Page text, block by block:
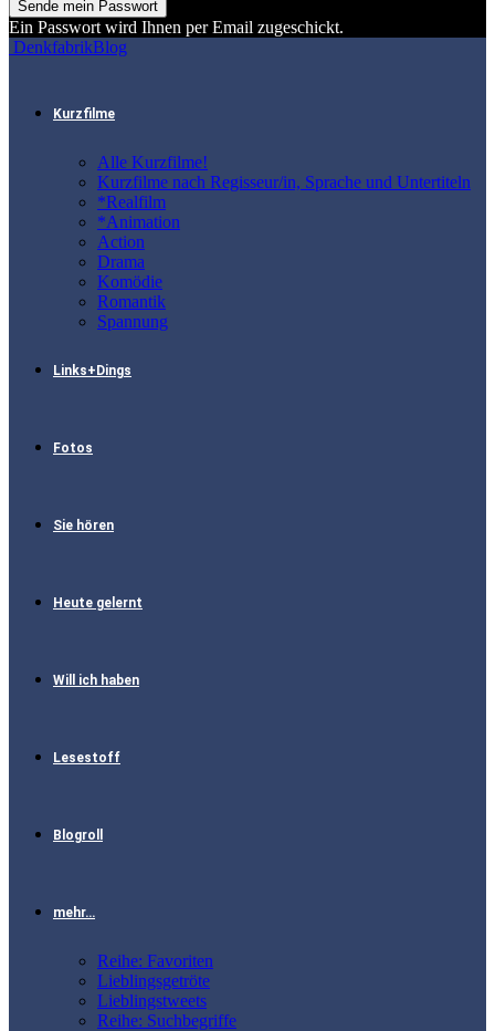
Ein Passwort wird Ihnen per Email zugeschickt.
DenkfabrikBlog
Kurzfilme
Alle Kurzfilme!
Kurzfilme nach Regisseur/in, Sprache und Untertiteln
*Realfilm
*Animation
Action
Drama
Komödie
Romantik
Spannung
Links+Dings
Fotos
Sie hören
Heute gelernt
Will ich haben
Lesestoff
Blogroll
mehr…
Reihe: Favoriten
Lieblingsgetröte
Lieblingstweets
Reihe: Suchbegriffe